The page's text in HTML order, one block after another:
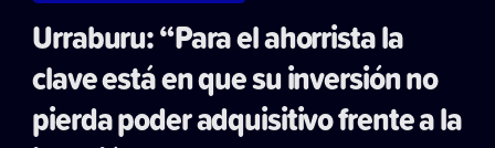
Urraburu: “Para el ahorrista la
clave está en que su inversión no
pierda poder adquisitivo frente a la